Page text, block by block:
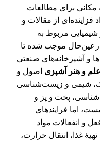
مکانی برای مطالعات
فزاینده‌ای از مقالات و
شیمیایی مربوط به
موجب شده تا
و آشپزخانه‌های صنعتی
و هنر آشپزی اصول و
شیمی و زیست‌شناسی
پخت‌ و پز و
اما فرایندهای
و انفعالات مواد
غذا، انتقال حرارت،